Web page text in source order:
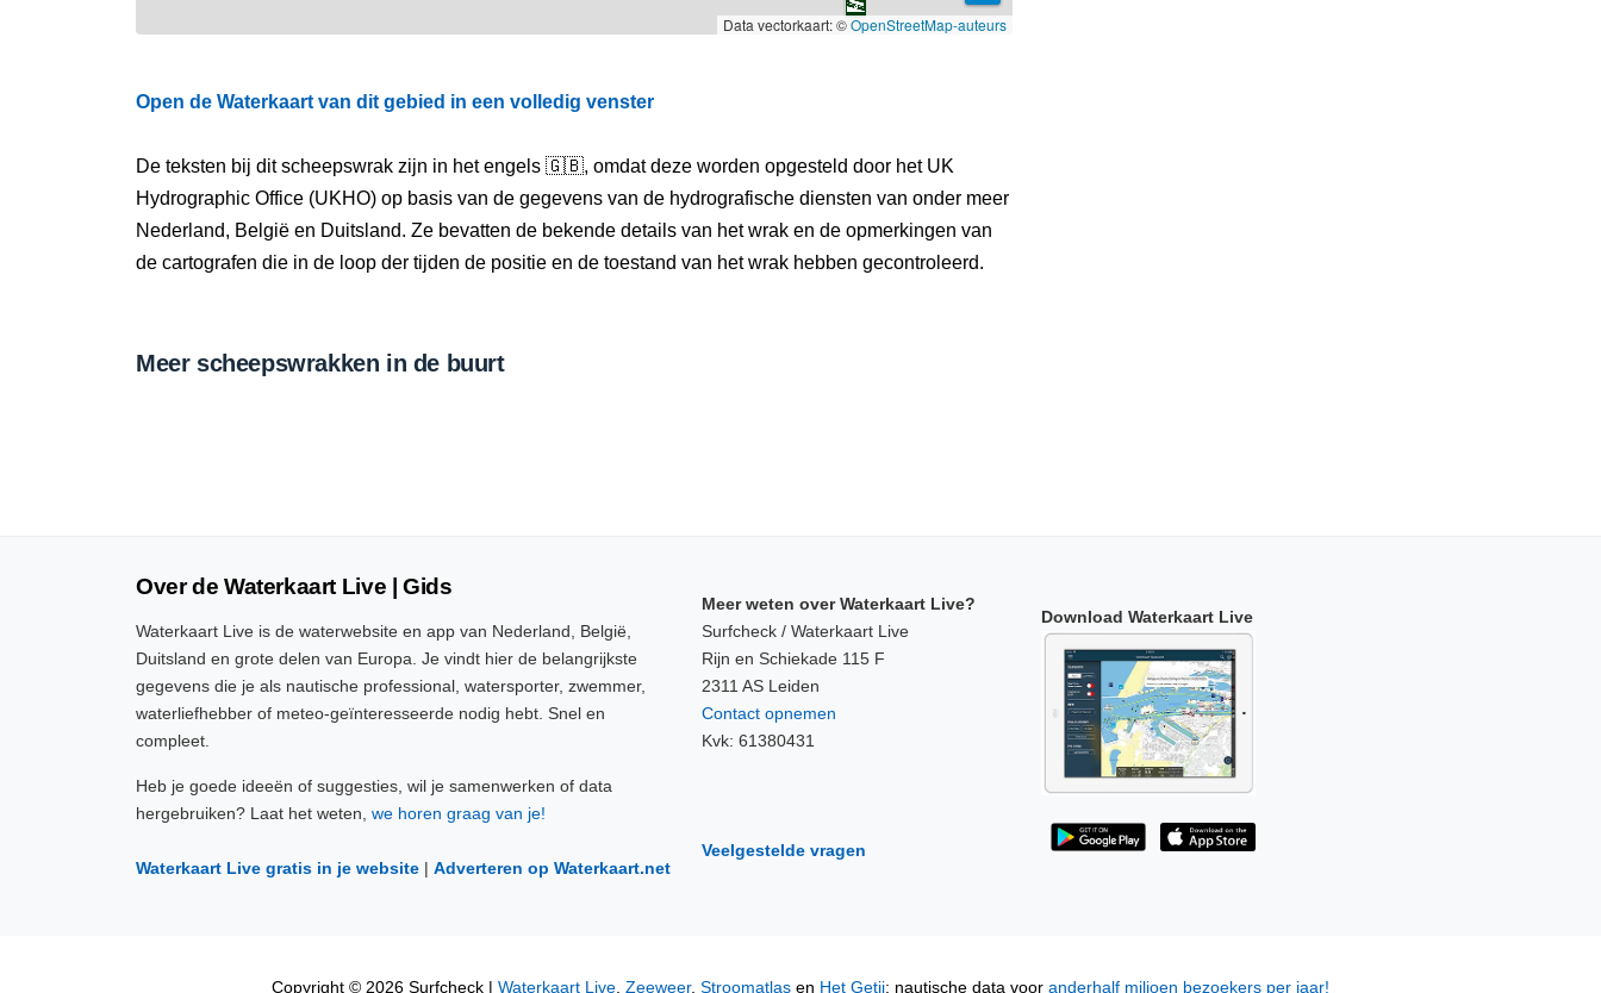
Data vectorkaart: ©OpenStreetMap-auteurs
Open de Waterkaart van dit gebied in een volledig venster
De teksten bij dit scheepswrak zijn in het engels 🇬🇧, omdat deze worden opgesteld door het UK
Hydrographic Office (UKHO) op basis van de gegevens van de hydrografische diensten van onder meer
Nederland, België en Duitsland. Ze bevatten de bekende details van het wrak en de opmerkingen van
de cartografen die in de loop der tijden de positie en de toestand van het wrak hebben gecontroleerd.
Meer scheepswrakken in de buurt
Over de Waterkaart Live | Gids
Waterkaart Live is de waterwebsite en app van Nederland, België,
Duitsland en grote delen van Europa. Je vindt hier de belangrijkste
gegevens die je als nautische professional, watersporter, zwemmer,
waterliefhebber of meteo-geïnteresseerde nodig hebt. Snel en
compleet.
Heb je goede ideeën of suggesties, wil je samenwerken of data
hergebruiken? Laat het weten, we horen graag van je!
Waterkaart Live gratis in je website | Adverteren op Waterkaart.net
Meer weten over Waterkaart Live?
Surfcheck / Waterkaart Live
Rijn en Schiekade 115 F
2311 AS Leiden
Contact opnemen
Kvk: 61380431
Veelgestelde vragen
Download Waterkaart Live
Copyright © 2026 Surfcheck | Waterkaart Live, Zeeweer, Stroomatlas en Het Getij: nautische data voor anderhalf miljoen bezoekers per jaar!